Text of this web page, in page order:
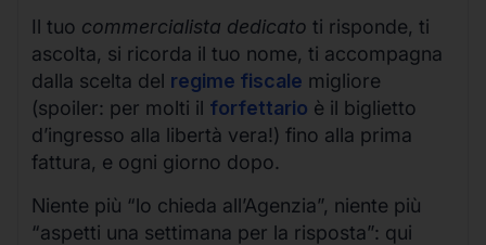
Il tuo commercialista dedicato ti risponde, ti
ascolta, si ricorda il tuo nome, ti accompagna
dalla scelta del regime fiscale migliore
(spoiler: per molti il forfettario è il biglietto
d’ingresso alla libertà vera!) fino alla prima
fattura, e ogni giorno dopo.
Niente più “lo chieda all’Agenzia”, niente più
“aspetti una settimana per la risposta”: qui